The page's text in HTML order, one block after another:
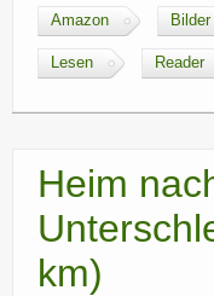
Amazon Bilder
Lesen Reader
Heim
km)